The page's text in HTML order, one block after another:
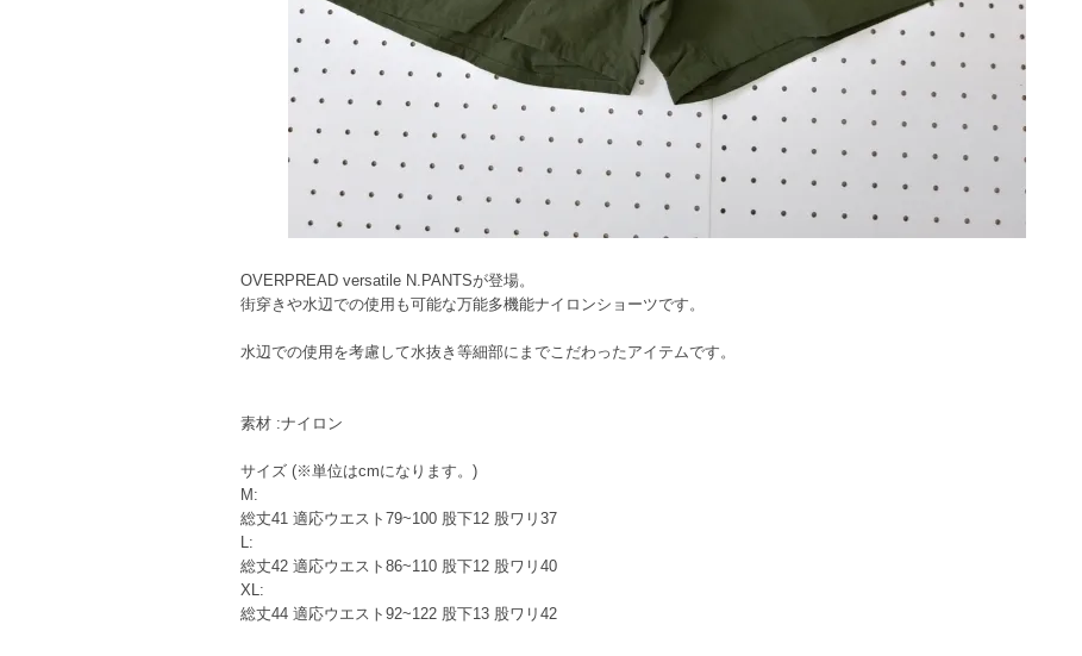
OVERPREAD versatile N.PANTSが登場。
街穿きや水辺での使用も可能な万能多機能ナイロンショーツです。
水辺での使用を考慮して水抜き等細部にまでこだわったアイテムです。
素材 :ナイロン
サイズ (※単位はcmになります。)
M:
総丈41 適応ウエスト79~100 股下12 股ワリ37
L:
総丈42 適応ウエスト86~110 股下12 股ワリ40
XL:
総丈44 適応ウエスト92~122 股下13 股ワリ42